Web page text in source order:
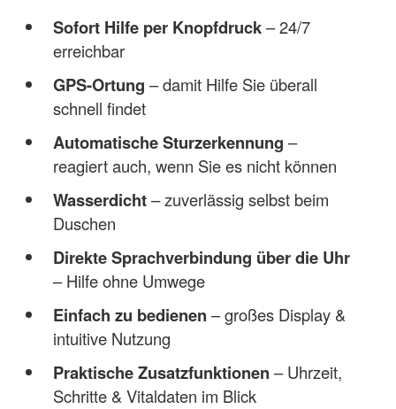
Sofort Hilfe per Knopfdruck– 24/7
erreichbar
GPS-Ortung – damit Hilfe Sie überall
schnell findet
Automatische Sturzerkennung –
reagiert auch, wenn Sie es nicht können
Wasserdicht– zuverlässig selbst beim
Duschen
Direkte Sprachverbindung über die Uhr
– Hilfe ohne Umwege
Einfach zu bedienen – großes Display &
intuitive Nutzung
Praktische Zusatzfunktionen – Uhrzeit,
Schritte & Vitaldaten im Blick